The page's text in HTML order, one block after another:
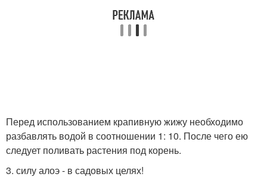
Перед использованием крапивную жижу необходимо
разбавлять водой в соотношении 1: 10. После чего ею
следует поливать растения под корень.
3. силу алоэ - в садовых целях!